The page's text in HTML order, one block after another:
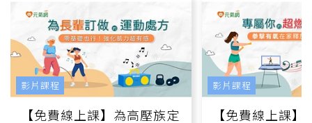
【免費線上課】為高壓族定
影片課程
【免費線上課
影片課程